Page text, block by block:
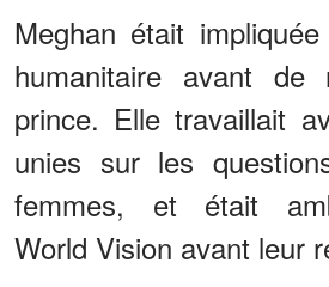
Meghan était
humanitaire avant de
prince. Elle travaillait
unies sur les
femmes, et était
World Vision avant leur